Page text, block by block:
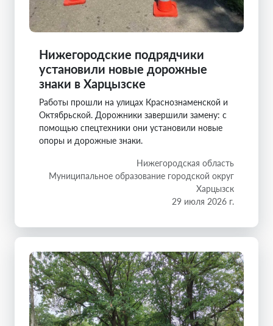
Нижегородские подрядчики
установили новые дорожные
знаки в Харцызске
Работы прошли на улицах Краснознаменской и
Октябрьской. Дорожники завершили замену: с
помощью спецтехники они установили новые
опоры и дорожные знаки.
Нижегородская область
Муниципальное образование городской округ
Харцызск
29 июля 2026 г.